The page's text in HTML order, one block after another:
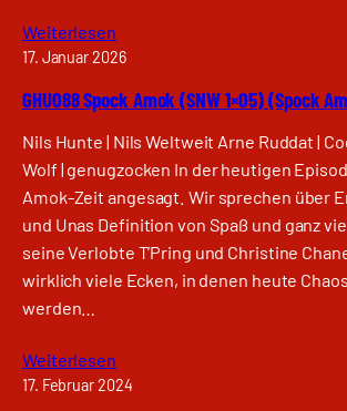
Weiterlesen
17. Januar 2026
GHU088 Spock Amok (SNW 1×05) (Spock
Nils Hunte | Nils Weltweit Arne Ruddat |
Wolf | genugzocken In der heutigen
Amok-Zeit angesagt. Wir sprechen über
und Unas Definition von Spaß und ganz
seine Verlobte T’Pring und Christine
wirklich viele Ecken, in denen heute
werden…
Weiterlesen
17. Februar 2024